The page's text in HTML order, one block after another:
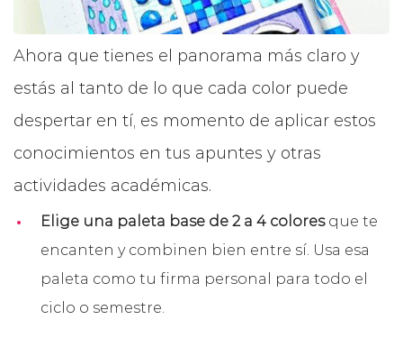
Ahora que tienes el panorama más claro y
estás al tanto de lo que cada color puede
despertar en tí, es momento de aplicar estos
conocimientos en tus apuntes y otras
actividades académicas.
Elige una paleta base de 2 a 4 coloresque te
encanten y combinen bien entre sí. Usa esa
paleta como tu firma personal para todo el
ciclo o semestre.